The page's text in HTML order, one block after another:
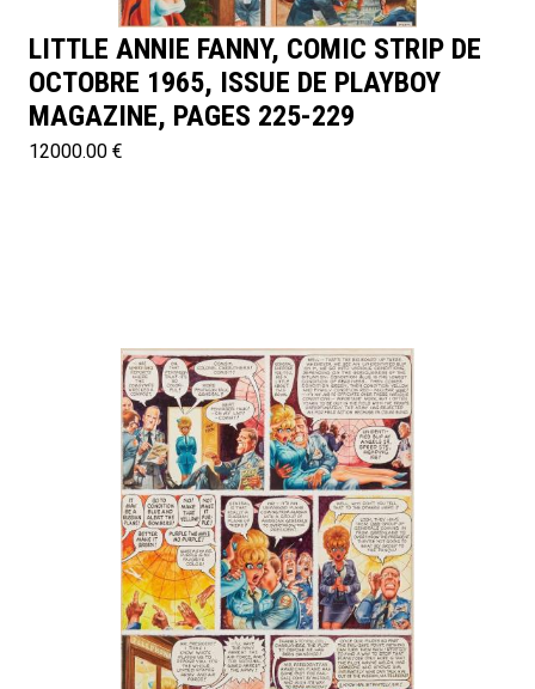
LITTLE ANNIE FANNY, COMIC STRIP DE
OCTOBRE 1965, ISSUE DE PLAYBOY
MAGAZINE, PAGES 225-229
12000.00 €